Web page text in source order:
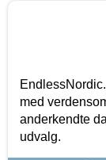
med
anderkendte
udvalg.